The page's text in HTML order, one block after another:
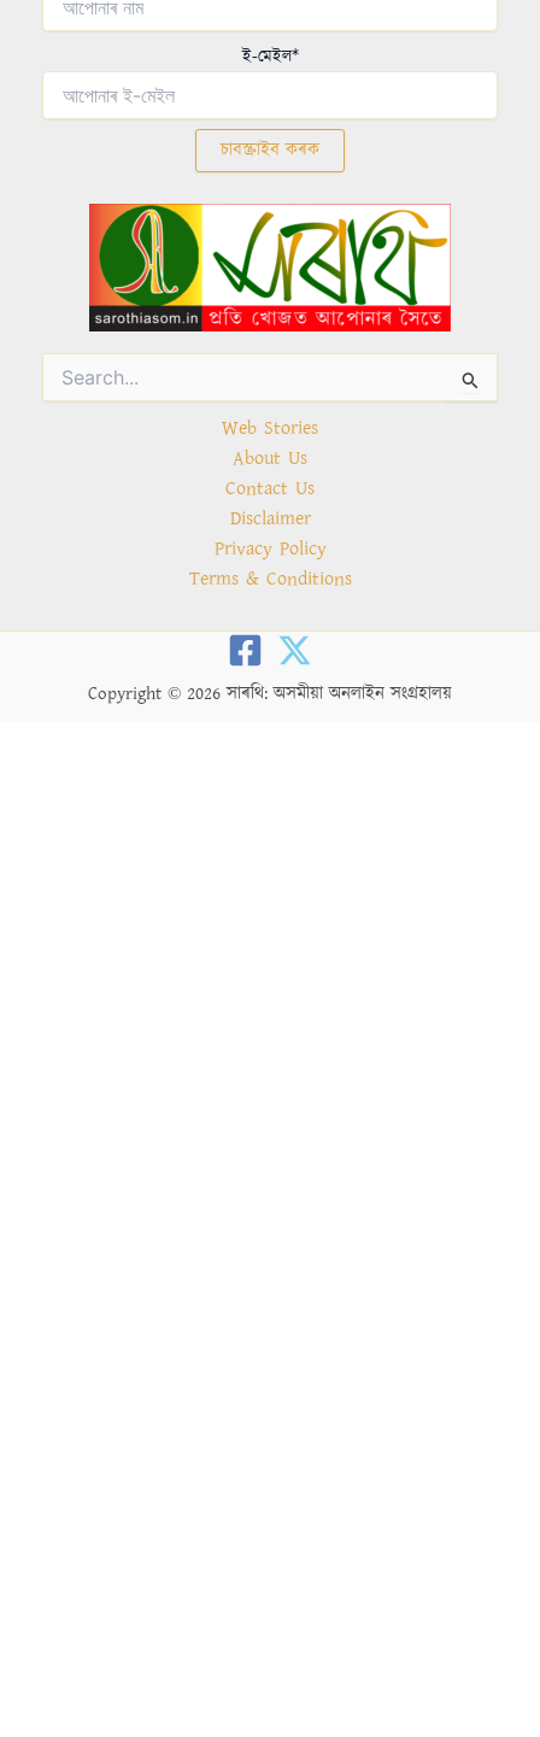
ই-মেইল*
Search
for:
Web Stories
About Us
Contact Us
Disclaimer
Privacy Policy
Terms & Conditions
Copyright © 2026 সাৰথি: অসমীয়া অনলাইন সংগ্ৰহালয়